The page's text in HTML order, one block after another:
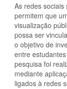
As redes
permitem que
visualização
possa ser
o objetivo de
entre
pesquisa foi
mediante
ligados à redes